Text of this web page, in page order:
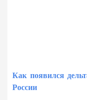
Как появился
России